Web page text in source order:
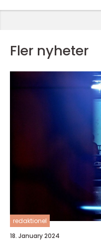
Fler nyheter
redaktionel
18. January 2024